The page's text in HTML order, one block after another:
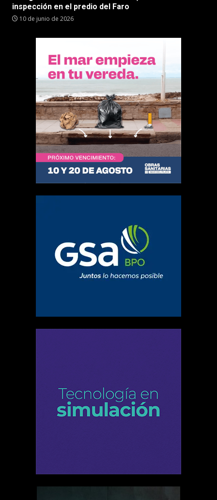
inspección en el predio del Faro
10 de junio de 2026